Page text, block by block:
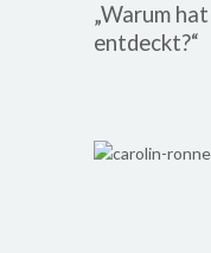
„Warum
entdeckt?“